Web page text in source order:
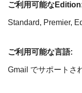
ご利用可能な
Standard, Premier,
ご利用可能な言語:
Gmail でサポートさ